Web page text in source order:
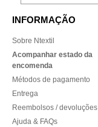
INFORMAÇÃO
Sobre Ntextil
Acompanhar estado da
encomenda
Métodos de pagamento
Entrega
Reembolsos / devoluções
Ajuda & FAQs